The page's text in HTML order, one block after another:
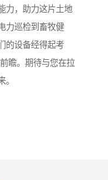
力，助力这片土地
力巡检到畜牧健
的设备经得起考
瞻。期待与您在拉